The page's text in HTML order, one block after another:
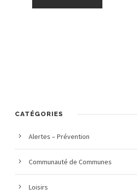
CATÉGORIES
Alertes – Prévention
Communauté de Communes
Loisirs